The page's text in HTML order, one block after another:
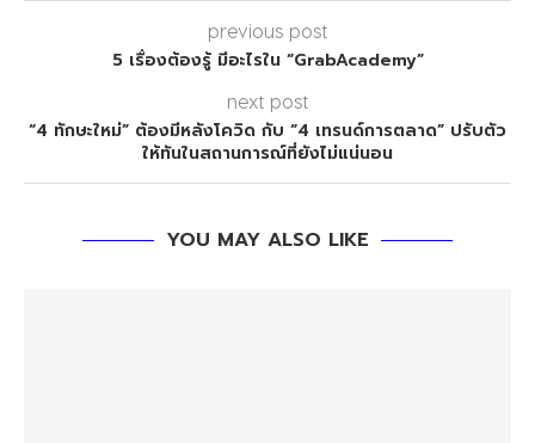
previous post
5 เรื่องต้องรู้ มีอะไรใน “GrabAcademy”
next post
“4 ทักษะใหม่” ต้องมีหลังโควิด กับ “4 เทรนด์การตลาด” ปรับตัว
ให้ทันในสถานการณ์ที่ยังไม่แน่นอน
YOU MAY ALSO LIKE